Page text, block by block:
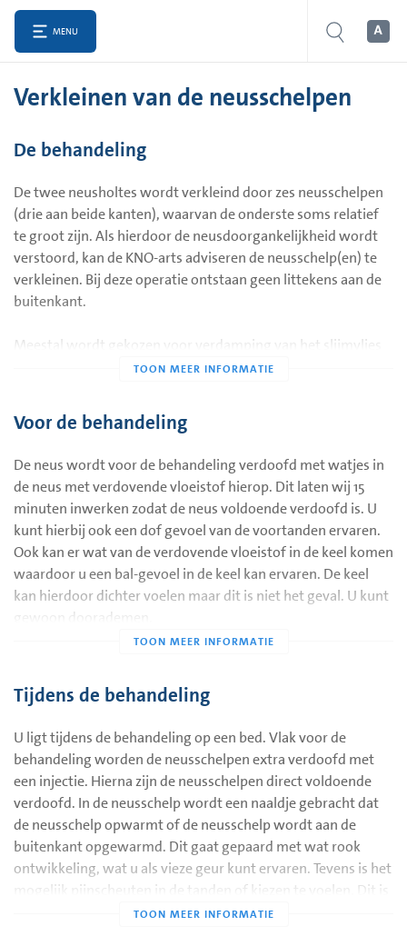
MENU
Verkleinen van de neusschelpen
De behandeling
De twee neusholtes wordt verkleind door zes neusschelpen
(drie aan beide kanten), waarvan de onderste soms relatief
te groot zijn. Als hierdoor de neusdoorgankelijkheid wordt
verstoord, kan de KNO-arts adviseren de neusschelp(en) te
verkleinen. Bij deze operatie ontstaan geen littekens aan de
buitenkant.
Meestal wordt gekozen voor verdamping van het slijmvlies
van de neusschelp(en) door op meerdere plaatsen (4 in het
slijmvlies van de neusschelp wordt hiermee verhit (tot boven
60 graden Celsius) het slijmvlies verschrompelt en neemt in
De neusschelpen kunnen ook onder algehele narcose
worden verkleind. Hierbij wordt dan vaak een stukje van de
onderste neusschelp afgeknipt. Dit is te zien op het rechter
gedeelte van onderstaand plaatje.
Afb. 1. Conchacaustiek (links) Conchotomie (rechts). (Medical
Voor de behandeling
De neus wordt voor de behandeling verdoofd met watjes in
de neus met verdovende vloeistof hierop. Dit laten wij 15
minuten inwerken zodat de neus voldoende verdoofd is. U
kunt hierbij ook een dof gevoel van de voortanden ervaren.
Ook kan er wat van de verdovende vloeistof in de keel komen
waardoor u een bal-gevoel in de keel kan ervaren. De keel
kan hierdoor dichter voelen maar dit is niet het geval. U kunt
gewoon doorademen.
Tijdens de behandeling
U ligt tijdens de behandeling op een bed. Vlak voor de
behandeling worden de neusschelpen extra verdoofd met
een injectie. Hierna zijn de neusschelpen direct voldoende
verdoofd. In de neusschelp wordt een naaldje gebracht dat
de neusschelp opwarmt of de neusschelp wordt aan de
buitenkant opgewarmd. Dit gaat gepaard met wat rook
ontwikkeling, wat u als vieze geur kunt ervaren. Tevens is het
mogelijk pijnscheuten in de tanden of kiezen te voelen. Dit is
hinderlijk, maar niet gevaarlijk.